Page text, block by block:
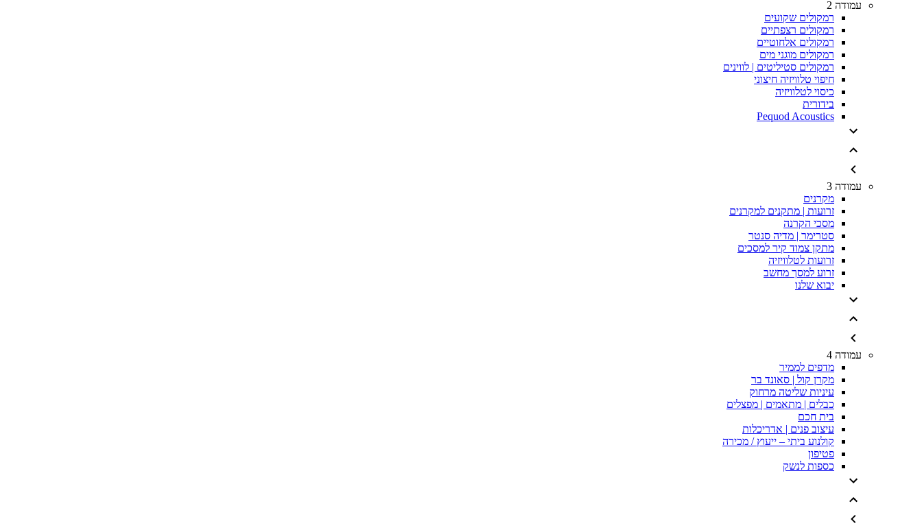
עמודה 2
רמקולים שקועים
רמקולים רצפתיים
רמקולים אלחוטיים
רמקולים מוגני מים
רמקולים סטיליטים | לווינים
חיפוי טלוויזיה חיצוני
כיסוי לטלוויזיה
בידורית
Pequod Acoustics
עמודה 3
מקרנים
זרועות | מתקנים למקרנים
מסכי הקרנה
סטרימר | מדיה סנטר
מתקן צמוד קיר למסכים
זרועות לטלוויזיה
זרוע למסך מחשב
יבוא שלנו
עמודה 4
מדפים לממיר
מקרן קול | סאונד בר
עיניות שליטה מרחוק
כבלים | מתאמים | מפצלים
בית חכם
עיצוב פנים | אדריכלות
קולנוע ביתי – ייעוץ / מכירה
פטיפון
כספות לנשק